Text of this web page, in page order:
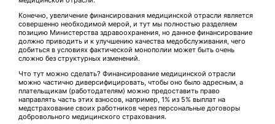
Конечно, увеличение финансирования медицинской отрасли является
совершенно необходимой мерой, и тут мы полностью разделяем
позицию Министерства здравоохранения, но данное финансирование
должно приводить и к улучшению качества медобслуживания, чего
добиться в условиях фактической монополии может быть очень
сложно без структурных изменений.
Что тут можно сделать? Финансирование медицинской отрасли
можно частично диверсифицировать, чтобы оно было адресным, а
плательщикам (работодателям) можно предоставить право
направлять часть этих взносов, например, 1% из 5% выплат на
медстрахование своих работников через персональные договоры
добровольного медицинского страхования.